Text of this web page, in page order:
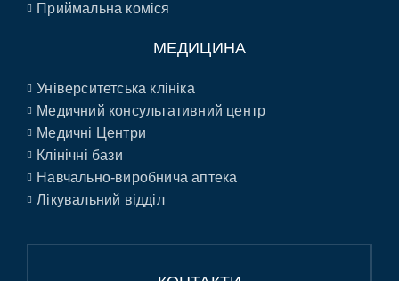
Приймальна коміся
МЕДИЦИНА
Університетська клініка
Медичний консультативний центр
Медичні Центри
Клінічні бази
Навчально-виробнича аптека
Лікувальний відділ